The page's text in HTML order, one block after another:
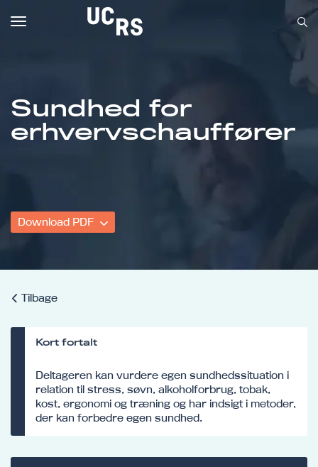
Om UCRS
Sundhed for
erhvervschauffører
Download PDF
Tilbage
Kort fortalt
Deltageren kan vurdere egen sundhedssituation i
relation til stress, søvn, alkoholforbrug, tobak,
kost, ergonomi og træning og har indsigt i metoder,
der kan forbedre egen sundhed.